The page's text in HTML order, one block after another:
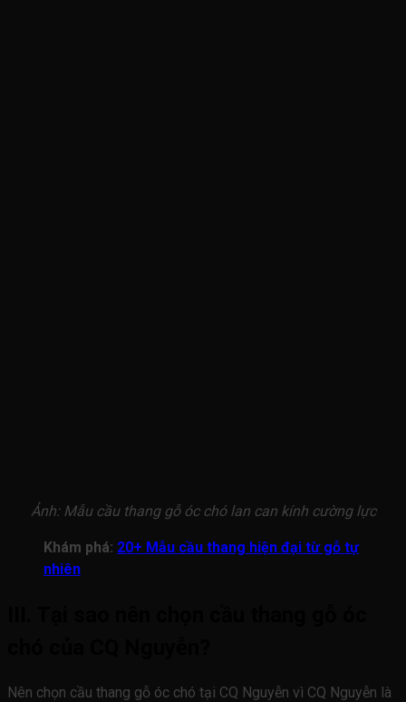
Ảnh: Mẫu cầu thang gỗ óc chó lan can kính cường lực
Khám phá: 20+ Mẫu cầu thang hiện đại từ gỗ tự
nhiên
Nên chọn cầu thang gỗ óc chó tại CQ Nguyễn vì CQ Nguyễn là